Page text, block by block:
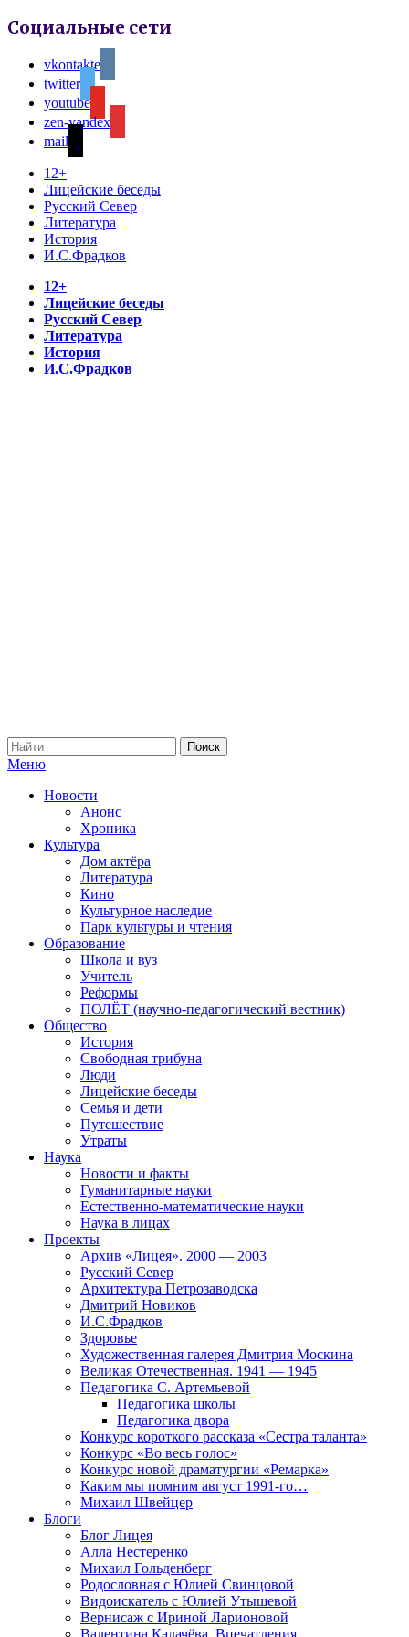
Социальные сети
vkontakte
twitter
youtube
zen-yandex
mail
12+
Лицейские беседы
Русский Север
Литература
История
И.С.Фрадков
12+
Лицейские беседы
Русский Север
Литература
История
И.С.Фрадков
Меню
Новости
Анонс
Хроника
Культура
Дом актёра
Литература
Кино
Культурное наследие
Парк культуры и чтения
Образование
Школа и вуз
Учитель
Реформы
ПОЛЁТ (научно-педагогический вестник)
Общество
История
Свободная трибуна
Люди
Лицейские беседы
Семья и дети
Путешествие
Утраты
Наука
Новости и факты
Гуманитарные науки
Естественно-математические науки
Наука в лицах
Проекты
Архив «Лицея». 2000 — 2003
Русский Север
Архитектура Петрозаводска
Дмитрий Новиков
И.С.Фрадков
Здоровье
Художественная галерея Дмитрия Москина
Великая Отечественная. 1941 — 1945
Педагогика С. Артемьевой
Педагогика школы
Педагогика двора
Конкурс короткого рассказа «Сестра таланта»
Конкурс «Во весь голос»
Конкурс новой драматургии «Ремарка»
Каким мы помним август 1991-го…
Михаил Швейцер
Блоги
Блог Лицея
Алла Нестеренко
Михаил Гольденберг
Родословная с Юлией Свинцовой
Видоискатель с Юлией Утышевой
Вернисаж с Ириной Ларионовой